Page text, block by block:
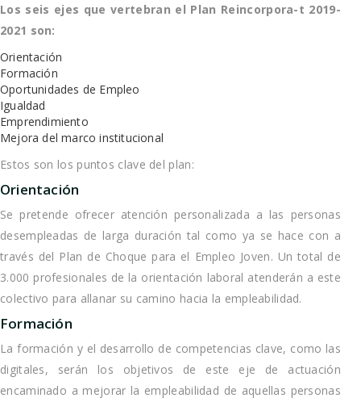
Los seis ejes que vertebran el Plan Reincorpora-t 2019-
2021 son:
Orientación
Formación
Oportunidades de Empleo
Igualdad
Emprendimiento
Mejora del marco institucional
Estos son los puntos clave del plan:
Orientación
Se pretende ofrecer atención personalizada a las personas
desempleadas de larga duración tal como ya se hace con a
través del Plan de Choque para el Empleo Joven. Un total de
3.000 profesionales de la orientación laboral atenderán a este
colectivo para allanar su camino hacia la empleabilidad.
Formación
La formación y el desarrollo de competencias clave, como las
digitales, serán los objetivos de este eje de actuación
encaminado a mejorar la empleabilidad de aquellas personas